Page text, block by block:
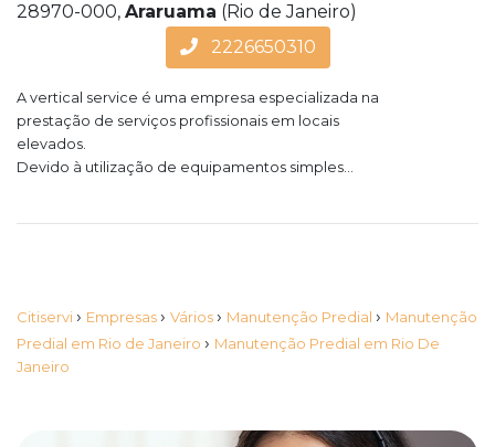
28970-000, Araruama (Rio de Janeiro)
2226650310
A vertical service é uma empresa especializada na
prestação de serviços profissionais em locais
elevados.
Devido à utilização de equipamentos simples...
Citiservi › Empresas › Vários › Manutenção Predial › Manutenção
Predial em Rio de Janeiro › Manutenção Predial em Rio De
Janeiro